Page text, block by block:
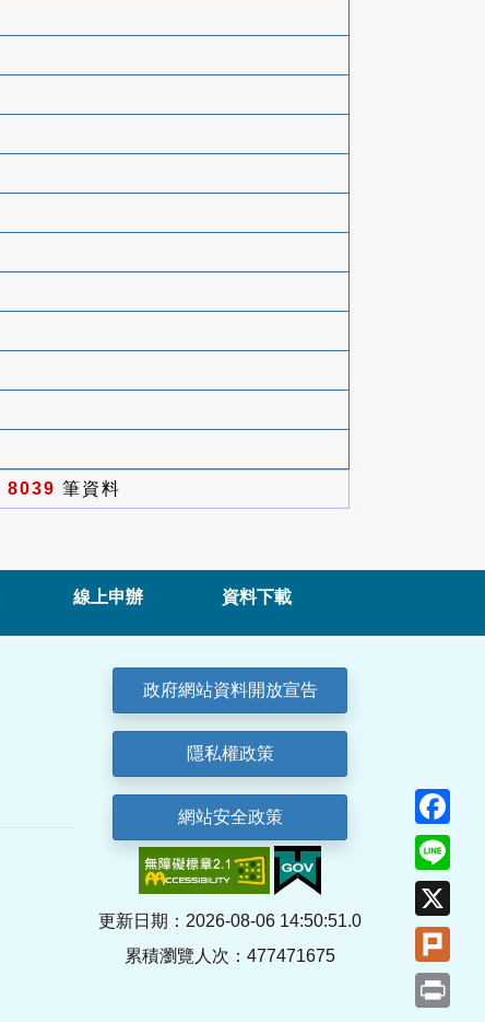
8039 筆資料
線上申辦 資料下載
政府網站資料開放宣告
隱私權政策
網站安全政策
更新日期：2026-08-06 14:50:51.0
累積瀏覽人次：477471675